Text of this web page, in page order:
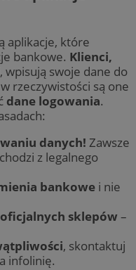
aplikacje, które
bankowe. Klienci,
, wpisują swoje dane do
rzeczywistości są one
dane logowania.
danych! Zawsze
z legalnego
bankowe i nie
sklepów –
, skontaktuj
infolinię.